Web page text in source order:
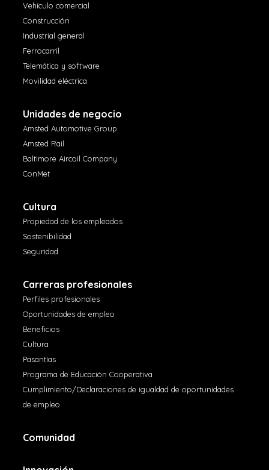
Vehículo comercial
Construcción
Industrial general
Ferrocarril
Telemática y software
Movilidad eléctrica
Unidades de negocio
Amsted Automotive Group
Amsted Rail
Baltimore Aircoil Company
ConMet
Cultura
Propiedad de los empleados
Sostenibilidad
Seguridad
Carreras profesionales
Perfiles profesionales
Oportunidades de empleo
Beneficios
Cultura
Pasantías
Programa de Educación Cooperativa
Cumplimiento/Declaraciones de igualdad de oportunidades
de empleo
Comunidad